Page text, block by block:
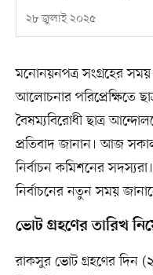
২৮ জুলাই ২০২৫
মনোনয়নপত্র সংগ্রহের সময়
আলোচনার পরিপ্রেক্ষিতে
বৈষম্যবিরোধী ছাত্র
প্রতিবাদ জানান। আজ
নির্বাচন কমিশনের
নির্বাচনের নতুন সময়
ভোট গ্রহণের তারিখ
রাকসুর ভোট গ্রহণের দিন